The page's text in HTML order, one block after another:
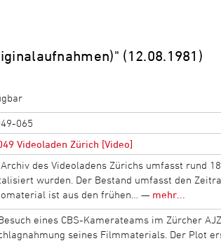
(12.08.1981)
065
Videoladen Zürich [Video]
Archiv des Videoladens Zürichs umfasst rund
wurden. Der Bestand umfasst den
ist aus den frühen… — mehr...
eines CBS-Kamerateams im Zürcher
seines Filmmaterials. Der Plot